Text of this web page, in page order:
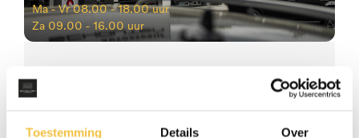
Toestemming Details Over
Ma -Vr 08.00 - 18.00 uur
Za 09.00 - 16.00 uur